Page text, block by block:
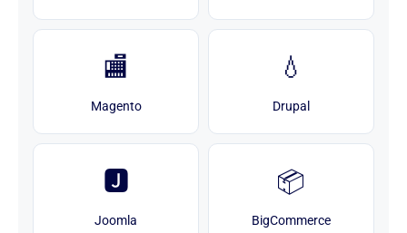
🏬
Magento
💧
Drupal
🅹
Joomla
📦
BigCommerce